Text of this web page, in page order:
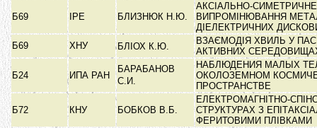
Б69 ІРЕ БЛИЗНЮК Н.Ю.
АКСІАЛЬНО-СИМЕТРИЧНЕ
ВИПРОМІНЮВАННЯ
ДІЕЛЕКТРИЧНИХ
Б69
ХНУ БЛІОХ К.Ю.
ВЗАЄМОДІЯ ХВИЛЬ У
АКТИВНИХ
Б24 ИПА РАН
БАРАБАНОВ
С.И.
НАБЛЮДЕНИЯ МАЛЫХ
ОКОЛОЗЕМНОМ
ПРОСТРАНСТВЕ
Б72 КНУ БОБКОВ В.Б.
ЕЛЕКТРОМАГНІТНО-
СТРУКТУРАХ З
ФЕРИТОВИМИ ПЛІВКАМИ